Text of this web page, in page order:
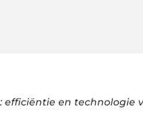
efficiëntie en technologie